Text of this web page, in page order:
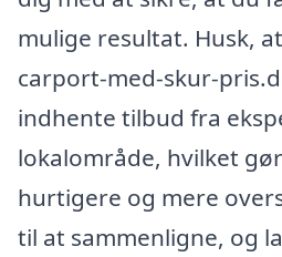
mulige resultat. Husk,
carport-med-skur-
indhente tilbud fra
lokalområde, hvilket
hurtigere og mere
til at sammenligne, og